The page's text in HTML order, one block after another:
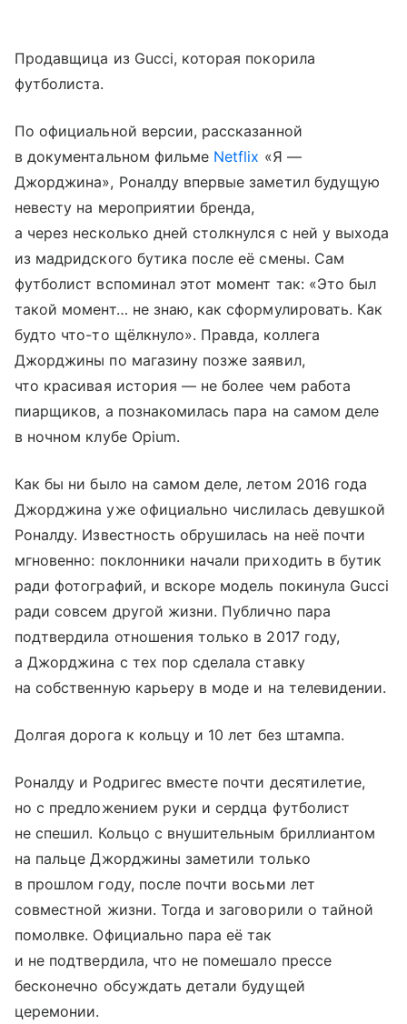
Продавщица из Gucci, которая покорила
футболиста.
По официальной версии, рассказанной
в документальном фильме Netflix «Я —
Джорджина», Роналду впервые заметил будущую
невесту на мероприятии бренда,
а через несколько дней столкнулся с ней у выхода
из мадридского бутика после её смены. Сам
футболист вспоминал этот момент так: «Это был
такой момент… не знаю, как сформулировать. Как
будто что-то щёлкнуло». Правда, коллега
Джорджины по магазину позже заявил,
что красивая история — не более чем работа
пиарщиков, а познакомилась пара на самом деле
в ночном клубе Opium.
Как бы ни было на самом деле, летом 2016 года
Джорджина уже официально числилась девушкой
Роналду. Известность обрушилась на неё почти
мгновенно: поклонники начали приходить в бутик
ради фотографий, и вскоре модель покинула Gucci
ради совсем другой жизни. Публично пара
подтвердила отношения только в 2017 году,
а Джорджина с тех пор сделала ставку
на собственную карьеру в моде и на телевидении.
Долгая дорога к кольцу и 10 лет без штампа.
Роналду и Родригес вместе почти десятилетие,
но с предложением руки и сердца футболист
не спешил. Кольцо с внушительным бриллиантом
на пальце Джорджины заметили только
в прошлом году, после почти восьми лет
совместной жизни. Тогда и заговорили о тайной
помолвке. Официально пара её так
и не подтвердила, что не помешало прессе
бесконечно обсуждать детали будущей
церемонии.